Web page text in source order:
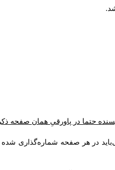
حتما در پاورقیِ همان صفحه
در هر صفحه شماره‌گذاری